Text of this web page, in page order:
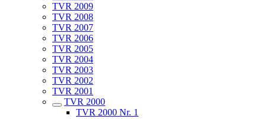
TVR 2009
TVR 2008
TVR 2007
TVR 2006
TVR 2005
TVR 2004
TVR 2003
TVR 2002
TVR 2001
TVR 2000
TVR 2000 Nr. 1